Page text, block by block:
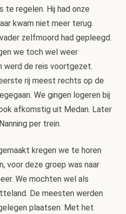
te regelen. Hij had onze
kwam niet meer terug.
zelfmoord had gepleegd.
we toch wel weer
werd de reis voortgezet.
rij meest rechts op de
We gingen logeren bij
afkomstig uit Medan. Later
per trein.
kregen we te horen
voor deze groep was naar
We mochten wel als
De meesten werden
plaatsen. Met het